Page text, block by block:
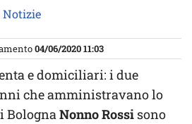
Notizie
04/06/2020 11:03
e domiciliari: i due
che amministravano lo
BolognaNonno Rossi sono